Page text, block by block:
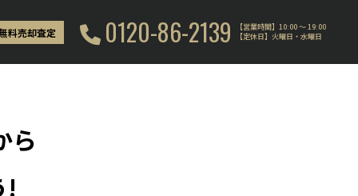
料売却査定 0120-86-2139
【営業時間】10:00 〜 19:00
【定休日】火曜日・水曜日
ら
!